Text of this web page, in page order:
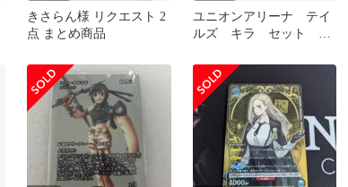
きさらん様 リクエスト 2
点 まとめ商品
ユニオンアリーナ テイ
ルズ キラ セット
ラレル キサラ